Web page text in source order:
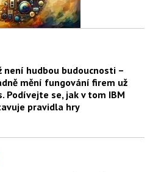
není hudbou budoucnosti –
mění fungování firem už
Podívejte se, jak v tom IBM
pravidla hry